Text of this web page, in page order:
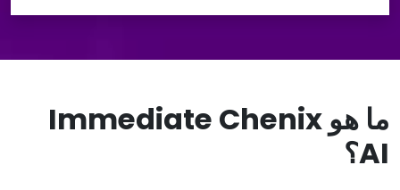
ما هو Immediate Chenix
AI؟